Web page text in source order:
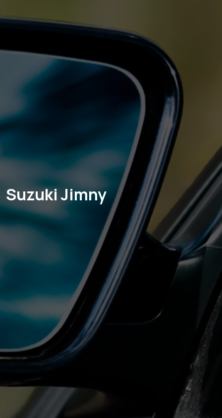
Suzuki Jimny